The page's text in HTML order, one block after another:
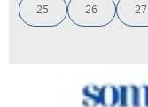
25 26 27